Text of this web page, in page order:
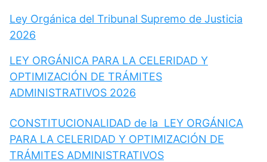
Ley Orgánica del Tribunal Supremo de Justicia
2026
LEY ORGÁNICA PARA LA CELERIDAD Y
OPTIMIZACIÓN DE TRÁMITES
ADMINISTRATIVOS 2026
CONSTITUCIONALIDAD de la LEY ORGÁNICA
PARA LA CELERIDAD Y OPTIMIZACIÓN DE
TRÁMITES ADMINISTRATIVOS